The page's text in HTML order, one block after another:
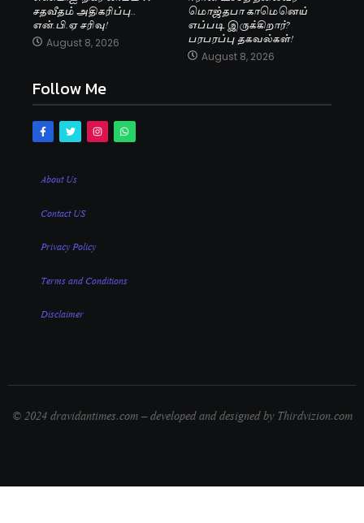
சதவீதம் அதிகரிப்பு..
என்.பி.ஏ சரிவு!
August 8, 2026
மொஜ்தபா காமெனெய்
எப்படி இருக்கிறார்?
பரபரப்பு தகவல்கள்!
August 8, 2026
Follow Me
About Us
Contact US
Privacy Policy
Terms and Conditions
Disclaimer
© 2024 dravidantimes.com – developed and designed by Thirdvizion.com